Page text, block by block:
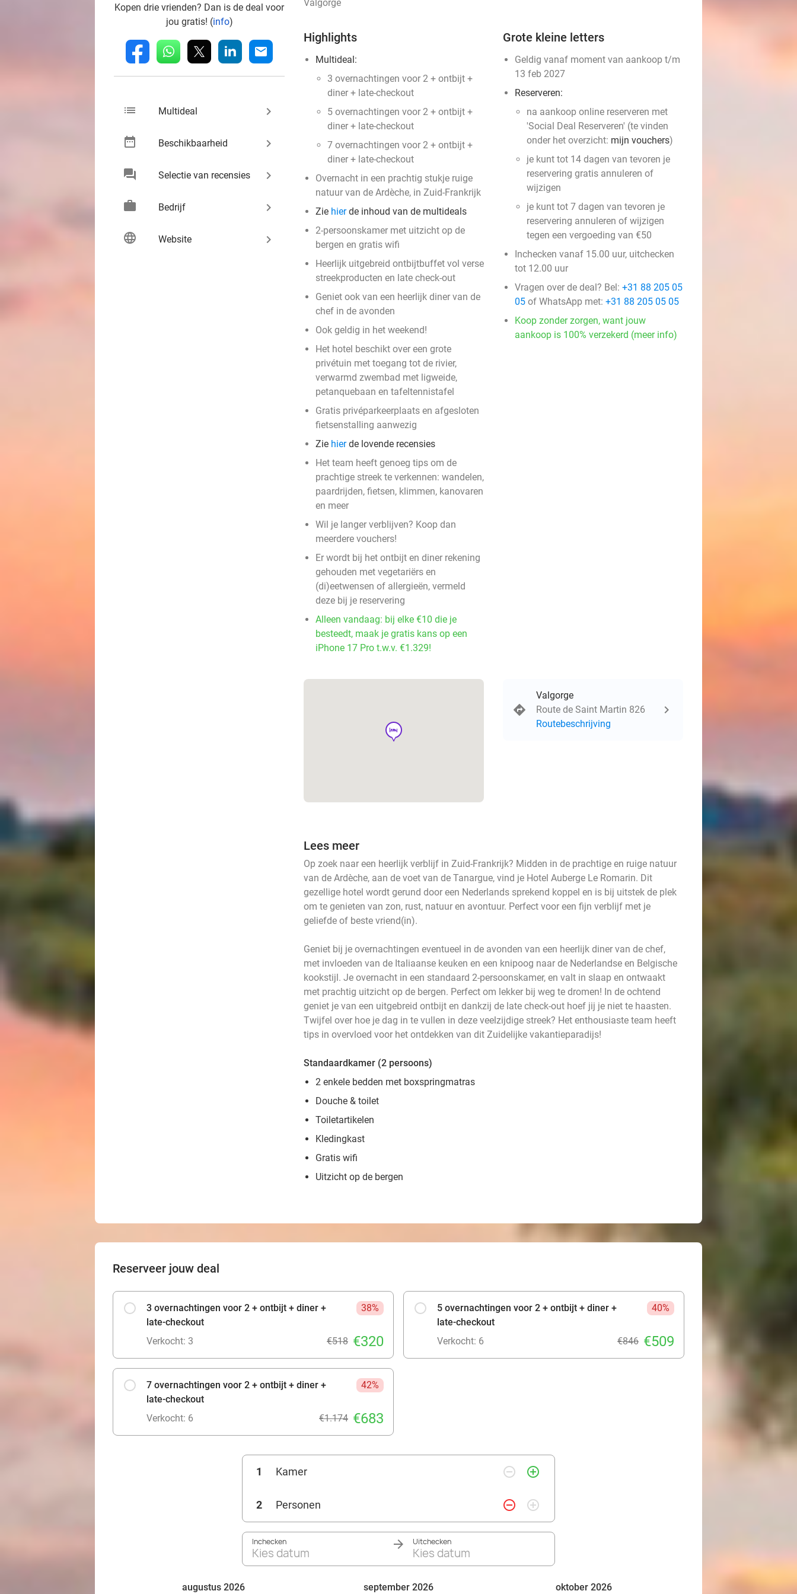
Kopen drie vrienden? Dan is de deal voor
jou gratis! (info)
fb whatsapp linkedin mail
list Multideal keyboard_arrow_right
date_range Beschikbaarheid keyboard_arrow_right
chat Selectie van recensies keyboard_arrow_right
work Bedrijf keyboard_arrow_right
language Website keyboard_arrow_right
Valgorge
Highlights
Multideal:
3 overnachtingen voor 2 + ontbijt +
diner + late-checkout
5 overnachtingen voor 2 + ontbijt +
diner + late-checkout
7 overnachtingen voor 2 + ontbijt +
diner + late-checkout
Overnacht in een prachtig stukje ruige
natuur van de Ardèche, in Zuid-Frankrijk
Zie hierde inhoud van de multideals
2-persoonskamer met uitzicht op de
bergen en gratis wifi
Heerlijk uitgebreid ontbijtbuffet vol verse
streekproducten en late check-out
Geniet ook van een heerlijk diner van de
chef in de avonden
Ook geldig in het weekend!
Het hotel beschikt over een grote
privétuin met toegang tot de rivier,
verwarmd zwembad met ligweide,
petanquebaan en tafeltennistafel
Gratis privéparkeerplaats en afgesloten
fietsenstalling aanwezig
Zie hierde lovende recensies
Het team heeft genoeg tips om de
prachtige streek te verkennen: wandelen,
paardrijden, fietsen, klimmen, kanovaren
en meer
Wil je langer verblijven? Koop dan
meerdere vouchers!
Er wordt bij het ontbijt en diner rekening
gehouden met vegetariërs en
(di)eetwensen of allergieën, vermeld
deze bij je reservering
Alleen vandaag: bij elke €10 die je
besteedt, maak je gratis kans op een
iPhone 17 Pro t.w.v. €1.329!
Grote kleine letters
Geldig vanaf moment van aankoop t/m
13 feb 2027
Reserveren:
na aankoop online reserveren met
'Social Deal Reserveren' (te vinden
onder het overzicht: mijn vouchers)
je kunt tot 14 dagen van tevoren je
reservering gratis annuleren of
wijzigen
je kunt tot 7 dagen van tevoren je
reservering annuleren of wijzigen
tegen een vergoeding van €50
Inchecken vanaf 15.00 uur, uitchecken
tot 12.00 uur
Vragen over de deal? Bel: +31 88 205 05
05 of WhatsApp met: +31 88 205 05 05
Koop zonder zorgen, want jouw
aankoop is 100% verzekerd (meer info)
hotel
Valgorge
Route de Saint Martin 826
Routebeschrijving
Lees meer
Op zoek naar een heerlijk verblijf in Zuid-Frankrijk? Midden in de prachtige en ruige natuur
van de Ardèche, aan de voet van de Tanargue, vind je Hotel Auberge Le Romarin. Dit
gezellige hotel wordt gerund door een Nederlands sprekend koppel en is bij uitstek de plek
om te genieten van zon, rust, natuur en avontuur. Perfect voor een fijn verblijf met je
geliefde of beste vriend(in).
Geniet bij je overnachtingen eventueel in de avonden van een heerlijk diner van de chef,
met invloeden van de Italiaanse keuken en een knipoog naar de Nederlandse en Belgische
kookstijl. Je overnacht in een standaard 2-persoonskamer, en valt in slaap en ontwaakt
met prachtig uitzicht op de bergen. Perfect om lekker bij weg te dromen! In de ochtend
geniet je van een uitgebreid ontbijt en dankzij de late check-out hoef jij je niet te haasten.
Twijfel over hoe je dag in te vullen in deze veelzijdige streek? Het enthousiaste team heeft
tips in overvloed voor het ontdekken van dit Zuidelijke vakantieparadijs!
Standaardkamer (2 persoons)
2 enkele bedden met boxspringmatras
Douche & toilet
Toiletartikelen
Kledingkast
Gratis wifi
Uitzicht op de bergen
Reserveer jouw deal
3 overnachtingen voor 2 + ontbijt + diner +
late-checkout
38%
Verkocht: 3 €518 €320
5 overnachtingen voor 2 + ontbijt + diner +
late-checkout
40%
Verkocht: 6 €846 €509
7 overnachtingen voor 2 + ontbijt + diner +
late-checkout
42%
Verkocht: 6 €1.174 €683
1 Kamer remove_circle_outline add_circle_outline
2 Personen remove_circle_outline add_circle_outline
Inchecken
Kies datum
Uitchecken
Kies datum
augustus 2026 september 2026 oktober 2026